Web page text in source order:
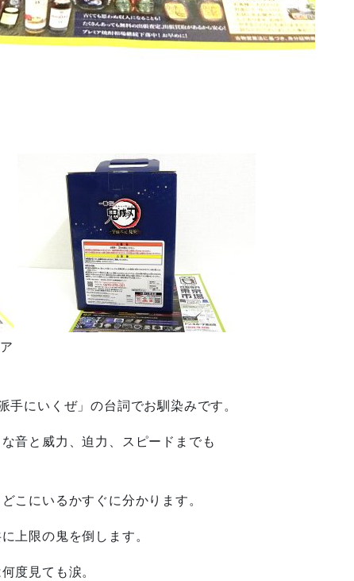
にいくぜ」の台詞でお馴染みです。
音と威力、迫力、スピードまでも
こにいるかすぐに分かります。
上限の鬼を倒します。
度見ても涙。